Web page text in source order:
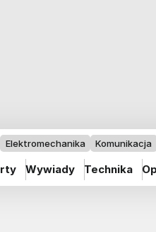
Elektromechanika Komunikacja
Wywiady Technika